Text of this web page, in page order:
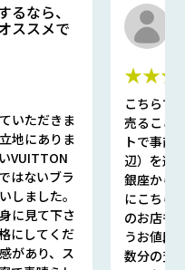
るなら、
ススメで
いただきま
地にありま
VUITTON
はないブラ
しました。
に見て下さ
にしてくだ
があり、ス
こちらで
売ること
トで事前
辺）を選
銀座から
にこちら
のお店も
うお値段
数分の査